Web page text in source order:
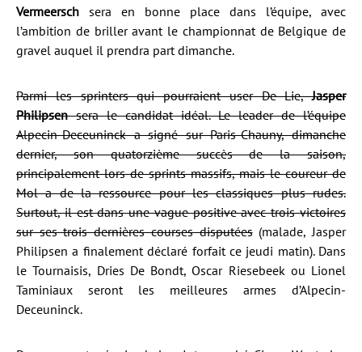
Vermeersch sera en bonne place dans l’équipe, avec
l’ambition de briller avant le championnat de Belgique de
gravel auquel il prendra part dimanche.
Parmi les sprinters qui pourraient user De Lie,Jasper
Philipsensera le candidat idéal. Le leader de l’équipe
Alpecin-Deceuninck a signé sur Paris-Chauny, dimanche
dernier, son quatorzième succès de la saison,
principalement lors de sprints massifs, mais le coureur de
Mol a de la ressource pour les classiques plus rudes.
Surtout, il est dans une vague positive avec trois victoires
sur ses trois dernières courses disputées(malade, Jasper
Philipsen a finalement déclaré forfait ce jeudi matin). Dans
le Tournaisis, Dries De Bondt, Oscar Riesebeek ou Lionel
Taminiaux seront les meilleures armes d’Alpecin-
Deceuninck.